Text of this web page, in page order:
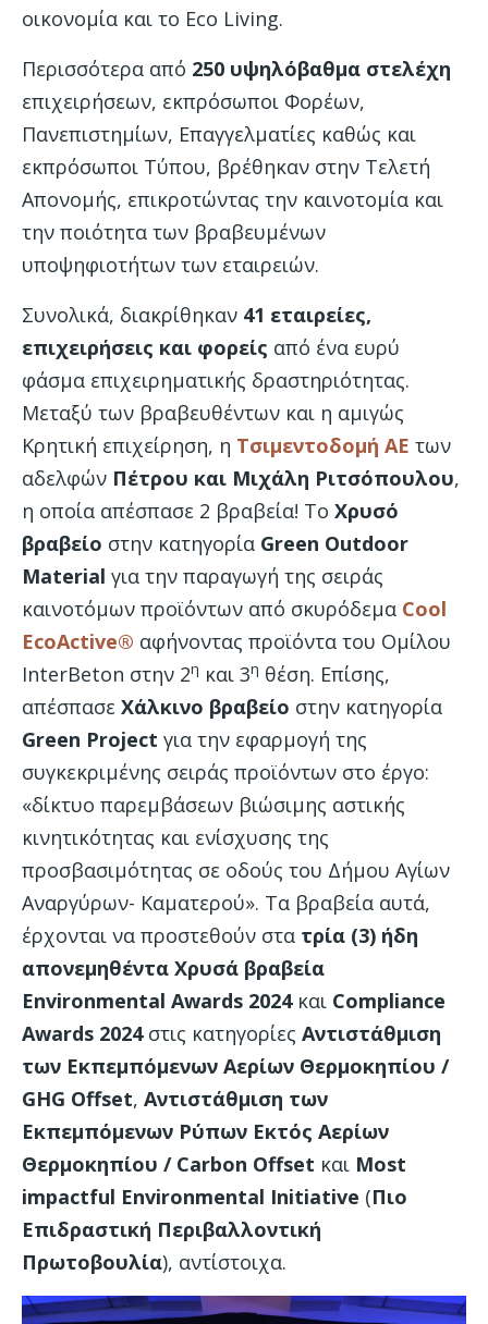
οικονομία και το Eco Living.
Περισσότερα από 250 υψηλόβαθμα στελέχη
επιχειρήσεων, εκπρόσωποι Φορέων,
Πανεπιστημίων, Επαγγελματίες καθώς και
εκπρόσωποι Τύπου, βρέθηκαν στην Τελετή
Απονομής, επικροτώντας την καινοτομία και
την ποιότητα των βραβευμένων
υποψηφιοτήτων των εταιρειών.
Συνολικά, διακρίθηκαν 41 εταιρείες,
επιχειρήσεις και φορείς από ένα ευρύ
φάσμα επιχειρηματικής δραστηριότητας.
Μεταξύ των βραβευθέντων και η αμιγώς
Κρητική επιχείρηση, η Τσιμεντοδομή ΑΕ των
αδελφών Πέτρου και Μιχάλη Ριτσόπουλου,
η οποία απέσπασε 2 βραβεία! Το Χρυσό
βραβείο στην κατηγορία Green Outdoor
Material για την παραγωγή της σειράς
καινοτόμων προϊόντων από σκυρόδεμα Cool
EcoActive® αφήνοντας προϊόντα του Ομίλου
InterBeton στην 2η και 3η θέση. Επίσης,
απέσπασε Χάλκινο βραβείο στην κατηγορία
Green Project για την εφαρμογή της
συγκεκριμένης σειράς προϊόντων στο έργο:
«δίκτυο παρεμβάσεων βιώσιμης αστικής
κινητικότητας και ενίσχυσης της
προσβασιμότητας σε οδούς του Δήμου Αγίων
Αναργύρων- Καματερού». Τα βραβεία αυτά,
έρχονται να προστεθούν στα τρία (3) ήδη
απονεμηθέντα Χρυσά βραβεία
Environmental Awards 2024και Compliance
Awards 2024στις κατηγορίες Αντιστάθμιση
των Εκπεμπόμενων Αερίων Θερμοκηπίου /
GHG Offset, Αντιστάθμιση των
Εκπεμπόμενων Ρύπων Εκτός Αερίων
Θερμοκηπίου / Carbon Offset και Most
impactful Environmental Initiative (Πιο
Επιδραστική Περιβαλλοντική
Πρωτοβουλία), αντίστοιχα.